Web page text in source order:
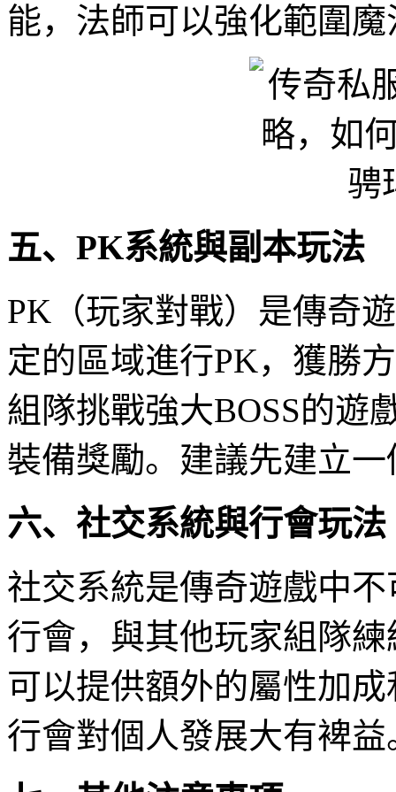
能，法師可以強化範圍
五、PK系統與副本玩法
PK（玩家對戰）是傳奇
定的區域進行PK，獲勝
組隊挑戰強大BOSS的遊
裝備獎勵。建議先建立
六、社交系統與行會玩法
社交系統是傳奇遊戲中
行會，與其他玩家組隊
可以提供額外的屬性加
行會對個人發展大有裨益